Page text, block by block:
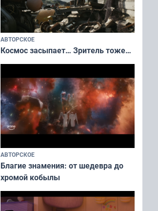
АВТОРСКОЕ
Космос засыпает… Зритель тоже…
АВТОРСКОЕ
Благие знамения: от шедевра до
хромой кобылы